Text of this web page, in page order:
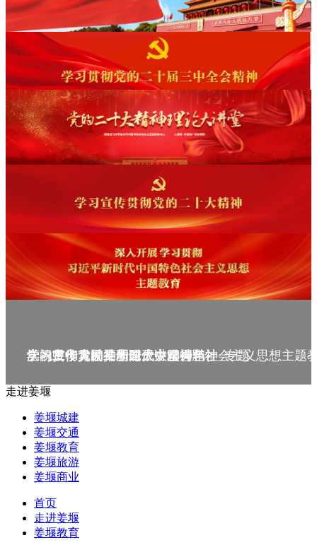
庆祝中华人民共和国成立75周年
学习贯彻党的二十届三中全会精神_专题
党的二十大精神理论大讲堂--理论
学习宣传贯彻党的二十大精神
学习贯彻习近平新时代中国特色社会主义思想主题
走进姜堰
姜堰城建
姜堰交通
姜堰教育
姜堰旅游
姜堰商业
首页
走进姜堰
姜堰教育